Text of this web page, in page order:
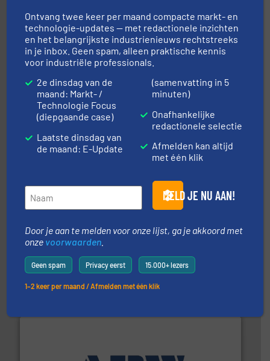
Hethon Nederland BV
HETHON is wereldwijd specialist in poeder- en
vloeistofdosering, met name bij lastig te verwerken
materialen.Meer info ➜
Sinds 1845 is Robbe Industries nv gespecialiseerd in
weeg-, verpakking- en transportprocessen die klanten
in verschillende sectoren hebben geholpen.
➜
Ontvang twee keer per maand compacte markt- en
technologie-updates — met redactionele inzichten
en het belangrijkste industrienieuws rechtstreeks
in je inbox. Geen spam, alleen praktische kennis
voor industriële professionals.
2e dinsdag van de
maand: Markt- /
Technologie Focus
(diepgaande case)
Laatste dinsdag van
de maand: E-Update
(samenvatting in 5
minuten)
Onafhankelijke
redactionele selectie
Afmelden kan altijd
met één klik
MELD JE NU AAN!
Door je aan te melden voor onze lijst, ga je akkoord met
onze voorwaarden
Geen spam Privacy eerst 15.000+ lezers
1–2 keer per maand / Afmelden met één klik